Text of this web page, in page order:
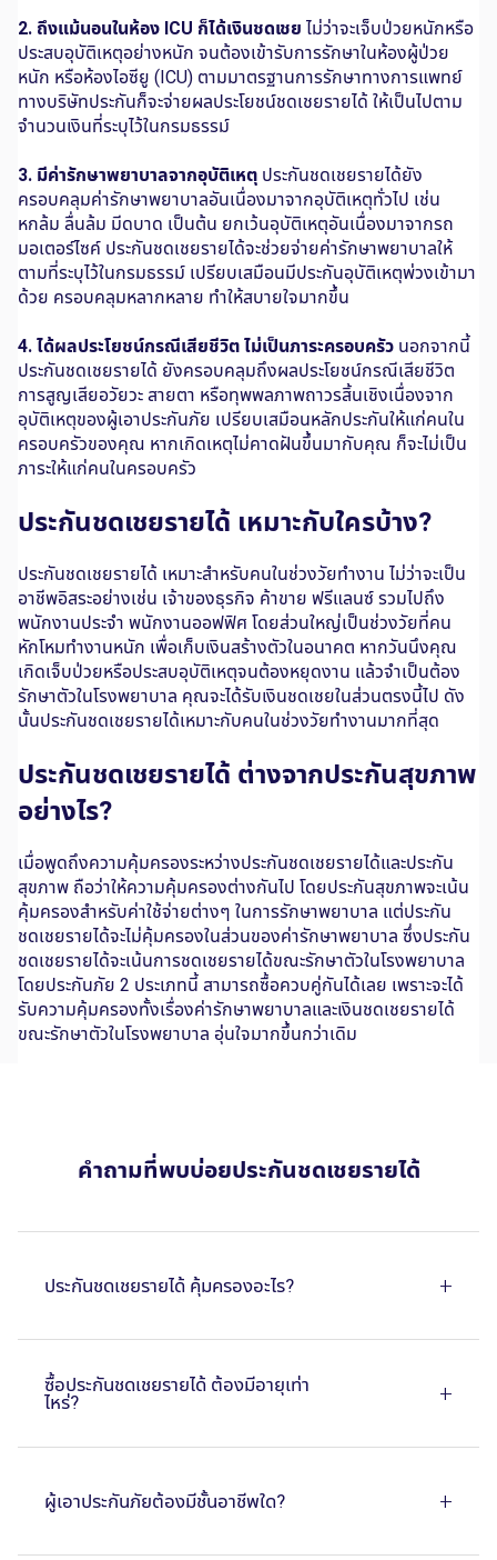
2. ถึงแม้นอนในห้อง ICU ก็ได้เงินชดเชย ไม่ว่าจะเจ็บป่วยหนักหรือ
ประสบอุบัติเหตุอย่างหนัก จนต้องเข้ารับการรักษาในห้องผู้ป่วย
หนัก หรือห้องไอซียู (ICU) ตามมาตรฐานการรักษาทางการแพทย์
ทางบริษัทประกันก็จะจ่ายผลประโยชน์ชดเชยรายได้ ให้เป็นไปตาม
จำนวนเงินที่ระบุไว้ในกรมธรรม์
3. มีค่ารักษาพยาบาลจากอุบัติเหตุ ประกันชดเชยรายได้ยัง
ครอบคลุมค่ารักษาพยาบาลอันเนื่องมาจากอุบัติเหตุทั่วไป เช่น
หกล้ม ลื่นล้ม มีดบาด เป็นต้น ยกเว้นอุบัติเหตุอันเนื่องมาจากรถ
มอเตอร์ไซค์ ประกันชดเชยรายได้จะช่วยจ่ายค่ารักษาพยาบาลให้
ตามที่ระบุไว้ในกรมธรรม์ เปรียบเสมือนมีประกันอุบัติเหตุพ่วงเข้ามา
ด้วย ครอบคลุมหลากหลาย ทำให้สบายใจมากขึ้น
4. ได้ผลประโยชน์กรณีเสียชีวิต ไม่เป็นภาระครอบครัว นอกจากนี้
ประกันชดเชยรายได้ ยังครอบคลุมถึงผลประโยชน์กรณีเสียชีวิต
การสูญเสียอวัยวะ สายตา หรือทุพพลภาพถาวรสิ้นเชิงเนื่องจาก
อุบัติเหตุของผู้เอาประกันภัย เปรียบเสมือนหลักประกันให้แก่คนใน
ครอบครัวของคุณ หากเกิดเหตุไม่คาดฝันขึ้นมากับคุณ ก็จะไม่เป็น
ภาระให้แก่คนในครอบครัว
ประกันชดเชยรายได้ เหมาะกับใครบ้าง?
ประกันชดเชยรายได้ เหมาะสำหรับคนในช่วงวัยทำงาน ไม่ว่าจะเป็น
อาชีพอิสระอย่างเช่น เจ้าของธุรกิจ ค้าขาย ฟรีแลนซ์ รวมไปถึง
พนักงานประจำ พนักงานออฟฟิศ โดยส่วนใหญ่เป็นช่วงวัยที่คน
หักโหมทำงานหนัก เพื่อเก็บเงินสร้างตัวในอนาคต หากวันนึงคุณ
เกิดเจ็บป่วยหรือประสบอุบัติเหตุจนต้องหยุดงาน แล้วจำเป็นต้อง
รักษาตัวในโรงพยาบาล คุณจะได้รับเงินชดเชยในส่วนตรงนี้ไป ดัง
นั้นประกันชดเชยรายได้เหมาะกับคนในช่วงวัยทำงานมากที่สุด
ประกันชดเชยรายได้ ต่างจากประกันสุขภาพ
อย่างไร?
เมื่อพูดถึงความคุ้มครองระหว่างประกันชดเชยรายได้และประกัน
สุขภาพ ถือว่าให้ความคุ้มครองต่างกันไป โดยประกันสุขภาพจะเน้น
คุ้มครองสำหรับค่าใช้จ่ายต่างๆ ในการรักษาพยาบาล แต่ประกัน
ชดเชยรายได้จะไม่คุ้มครองในส่วนของค่ารักษาพยาบาล ซึ่งประกัน
ชดเชยรายได้จะเน้นการชดเชยรายได้ขณะรักษาตัวในโรงพยาบาล
โดยประกันภัย 2 ประเภทนี้ สามารถซื้อควบคู่กันได้เลย เพราะจะได้
รับความคุ้มครองทั้งเรื่องค่ารักษาพยาบาลและเงินชดเชยรายได้
ขณะรักษาตัวในโรงพยาบาล อุ่นใจมากขึ้นกว่าเดิม
คำถามที่พบบ่อยประกันชดเชยรายได้